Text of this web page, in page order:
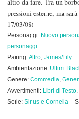
altro da fare. Tra un
pressioni esterne, ma
17/03/08)
Personaggi: Nuovo
personaggi
Pairing:Altro, James/Lily
Ambientazione: Ultimi
Genere: Commedia,
Avvertimenti: Libri di Testo,
Serie: Sirius e Cornelia